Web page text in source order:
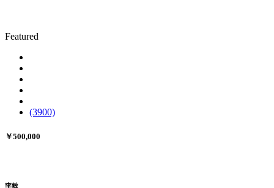
Featured
(3900)
￥500,000
李敏